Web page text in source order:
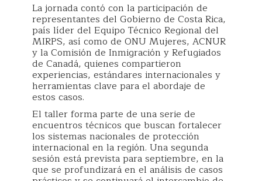
La jornada contó con la participación de
representantes del Gobierno de Costa Rica,
país líder del Equipo Técnico Regional del
MIRPS, así como de ONU Mujeres, ACNUR
y la Comisión de Inmigración y Refugiados
de Canadá, quienes compartieron
experiencias, estándares internacionales y
herramientas clave para el abordaje de
estos casos.
El taller forma parte de una serie de
encuentros técnicos que buscan fortalecer
los sistemas nacionales de protección
internacional en la región. Una segunda
sesión está prevista para septiembre, en la
que se profundizará en el análisis de casos